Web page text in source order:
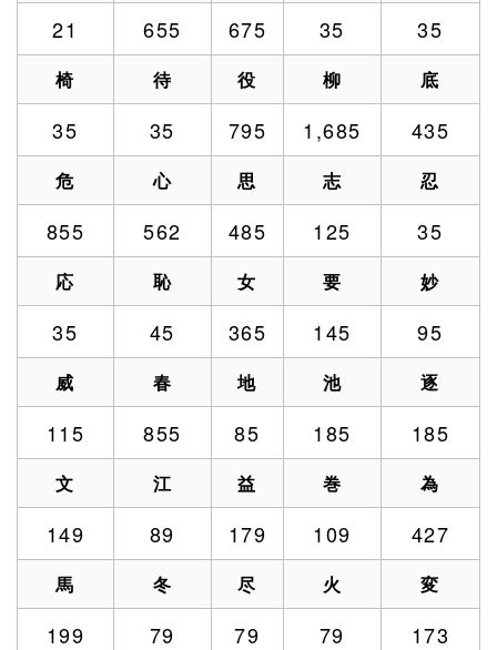
21 655 675 35 35
椅 待 役 柳 底
35 35 795 1,685 435
危 心 思 志 忍
855 562 485 125 35
応 恥 女 要 妙
35 45 365 145 95
威 春 地 池 逐
115 855 85 185 185
文 江 益 巻 為
149 89 179 109 427
馬 冬 尽 火 変
199 79 79 79 173